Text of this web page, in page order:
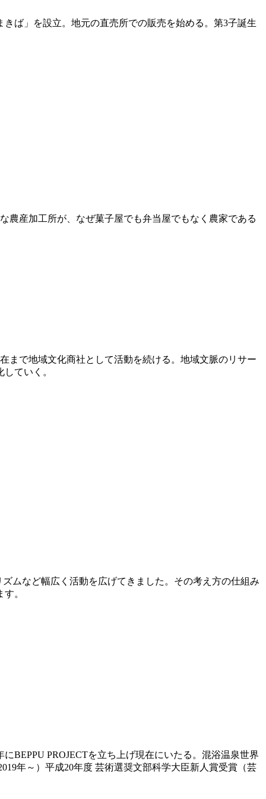
ば」を設立。地元の直売所での販売を始める。第3子誕生
農産加工所が、なぜ菓子屋でも弁当屋でもなく農家である
まで地域文化商社として活動を続ける。地域文脈のリサー
ていく。
ムなど幅広く活動を広げてきました。その考え方の仕組み
。
BEPPU PROJECTを立ち上げ現在にいたる。混浴温泉世界
年～）平成20年度 芸術選奨文部科学大臣新人賞受賞（芸